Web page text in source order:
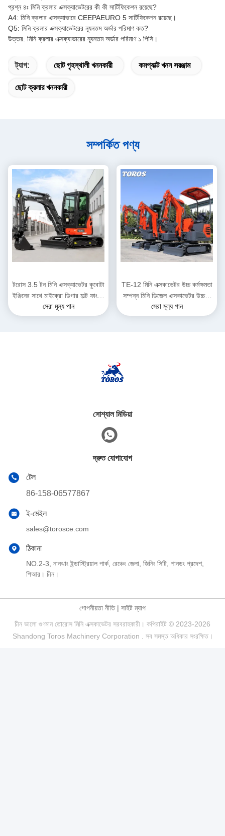
প্রশ্ন ৪ঃ মিনি ক্রলার এক্সক্যাভেটরের কী কী সার্টিফিকেশন রয়েছে?
A4: মিনি ক্রলার এক্সক্যাভারে CEEPAEURO 5 সার্টিফিকেশন রয়েছে।
Q5: মিনি ক্রলার এক্সক্যাভেটরের ন্যূনতম অর্ডার পরিমাণ কত?
উত্তর: মিনি ক্রলার এক্সক্যাভারের ন্যূনতম অর্ডার পরিমাণ ১ পিসি।
ট্যাগ: ছোট গৃহস্থালী খননকারী কমপ্যাক্ট খনন সরঞ্জাম
ছোট ক্রলার খননকারী
সম্পর্কিত পণ্য
টরোস 3.5 টন মিনি এক্সক্যাভেটর কুবোটা
ইঞ্জিনের সাথে মাইক্রো ডিগার মাল্ট ফাংশন
ব্যাগার
সেরা মূল্য পান
TE-12 মিনি এক্সকাভেটর উচ্চ কর্মক্ষমতা
সম্পন্ন মিনি ডিজেল এক্সকাভেটর উচ্চতা
2285 মিমি পৌরসভা কাজের জন্য
সেরা মূল্য পান
সোশ্যাল মিডিয়া
দ্রুত যোগাযোগ
টেল
86-158-06577867
ই-মেইল
sales@torosce.com
ঠিকানা
NO.2-3, নানঝাং ইন্ডাস্ট্রিয়াল পার্ক, রেঞ্চেং জেলা, জিনিং সিটি, শানডং প্রদেশ,
পিআর। চীন।
গোপনীয়তা নীতি| সাইট ম্যাপ
চীন ভালো গুণমান তোরোস মিনি এক্সকাভেটর সরবরাহকারী। কপিরাইট © 2023-2026
Shandong Toros Machinery Corporation . সব সমস্ত অধিকার সংরক্ষিত।